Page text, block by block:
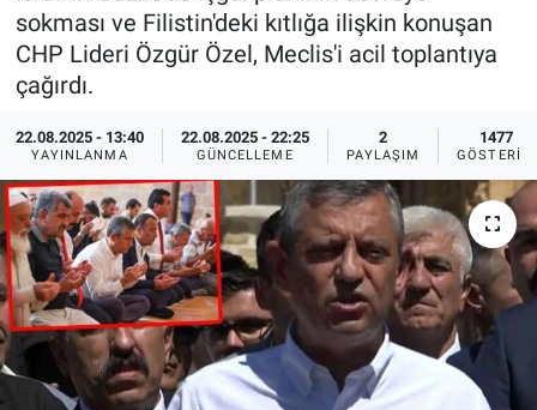
sokması ve Filistin'deki kıtlığa ilişkin konuşan
CHP Lideri Özgür Özel, Meclis'i acil toplantıya
çağırdı.
22.08.2025 - 13:40
YAYINLANMA
22.08.2025 - 22:25
GÜNCELLEME
2
PAYLAŞIM
1477
GÖSTERIM
Ege Saati
Ege'den Esintiler
Eğitim
Eğlence
Ekonomi
Forum
Yayın Akışı
İletişim
Son Dakika Haberleri
Haber Arşivi